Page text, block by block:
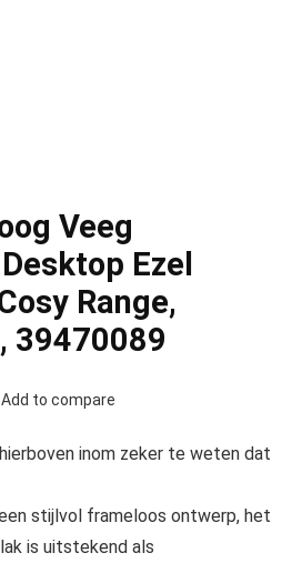
Veeg
Ezel
Range,
39470089
Add to compare
inom zeker te weten dat
stijlvol frameloos ontwerp, het
is uitstekend als